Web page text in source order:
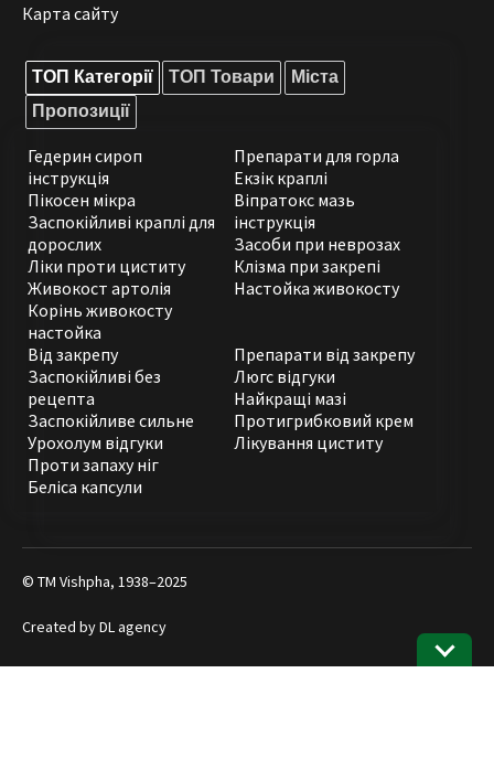
Карта сайту
ТОП Категорії ТОП Товари
Міста
Пропозиції
Гедерин сироп
інструкція
Пікосен мікра
Заспокійливі краплі для
дорослих
Ліки проти циститу
Живокост артолія
Корінь живокосту
настойка
Препарати для горла
Екзік краплі
Віпратокс мазь
інструкція
Засоби при неврозах
Клізма при закрепі
Настойка живокосту
Від закрепу
Заспокійливі без
рецепта
Заспокійливе сильне
Урохолум відгуки
Проти запаху ніг
Беліса капсули
Препарати від закрепу
Люгс відгуки
Найкращі мазі
Протигрибковий крем
Лікування циститу
© ТМ Vishpha, 1938–2025
Created byDL agency